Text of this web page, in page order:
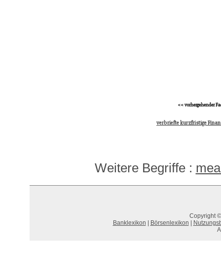
<< vorhergehender
verbriefte kurzfristige
Weitere Begriffe :
Copyright
Banklexikon
Börsenlexikon